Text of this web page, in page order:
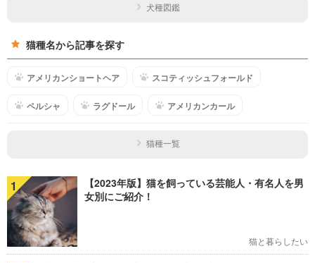
犬種図鑑
猫種名から記事を探す
アメリカンショートヘア スコティッシュフォールド
ペルシャ ラグドール アメリカンカール
猫種一覧
1
【2023年版】猫を飼っている芸能人・有名人を男
女別にご紹介！
猫と暮らしたい